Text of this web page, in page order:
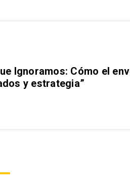
Ignoramos: Cómo el
y estrategia”